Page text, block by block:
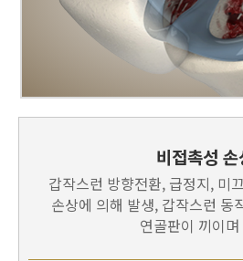
비접촉성 손
갑작스런 방향전환, 급정지, 미
손상에 의해 발생, 갑작스런 동
연골판이 끼이며